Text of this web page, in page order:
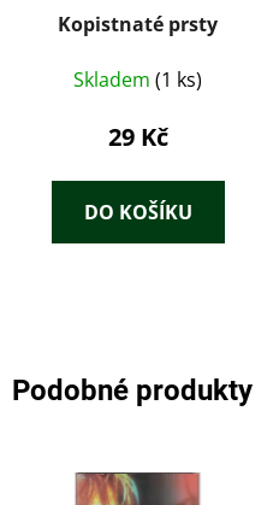
Kopistnaté prsty
Skladem (1 ks)
29 Kč
DO KOŠÍKU
Podobné produkty